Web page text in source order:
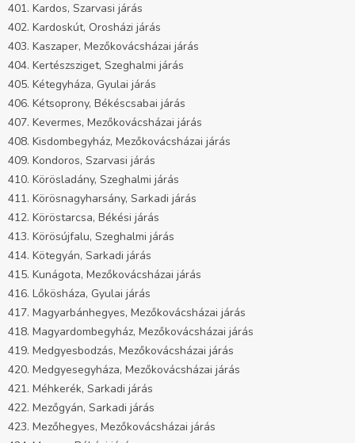
401. Kardos, Szarvasi járás
402. Kardoskút, Orosházi járás
403. Kaszaper, Mezőkovácsházai járás
404. Kertészsziget, Szeghalmi járás
405. Kétegyháza, Gyulai járás
406. Kétsoprony, Békéscsabai járás
407. Kevermes, Mezőkovácsházai járás
408. Kisdombegyház, Mezőkovácsházai járás
409. Kondoros, Szarvasi járás
410. Körösladány, Szeghalmi járás
411. Körösnagyharsány, Sarkadi járás
412. Köröstarcsa, Békési járás
413. Körösújfalu, Szeghalmi járás
414. Kötegyán, Sarkadi járás
415. Kunágota, Mezőkovácsházai járás
416. Lőkösháza, Gyulai járás
417. Magyarbánhegyes, Mezőkovácsházai járás
418. Magyardombegyház, Mezőkovácsházai járás
419. Medgyesbodzás, Mezőkovácsházai járás
420. Medgyesegyháza, Mezőkovácsházai járás
421. Méhkerék, Sarkadi járás
422. Mezőgyán, Sarkadi járás
423. Mezőhegyes, Mezőkovácsházai járás